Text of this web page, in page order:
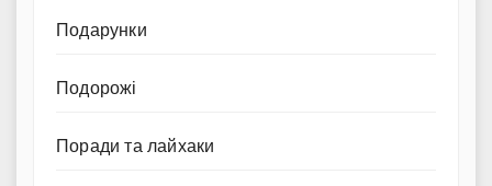
Подарунки
Подорожі
Поради та лайхаки